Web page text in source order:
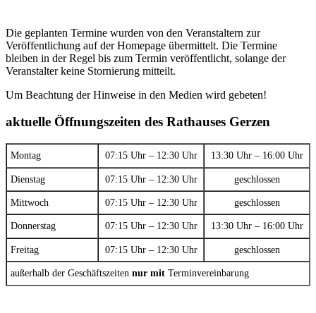
Die geplanten Termine wurden von den Veranstaltern zur
Veröffentlichung auf der Homepage übermittelt. Die Termine
bleiben in der Regel bis zum Termin veröffentlicht, solange der
Veranstalter keine Stornierung mitteilt.
Um Beachtung der Hinweise in den Medien wird gebeten!
aktuelle Öffnungszeiten des Rathauses Gerzen
Montag 07:15 Uhr – 12:30 Uhr 13:30 Uhr – 16:00 Uhr
Dienstag 07:15 Uhr – 12:30 Uhr geschlossen
Mittwoch 07:15 Uhr – 12:30 Uhr geschlossen
Donnerstag 07:15 Uhr – 12:30 Uhr 13:30 Uhr – 16:00 Uhr
Freitag 07:15 Uhr – 12:30 Uhr geschlossen
außerhalb der Geschäftszeiten nur mit Terminvereinbarung